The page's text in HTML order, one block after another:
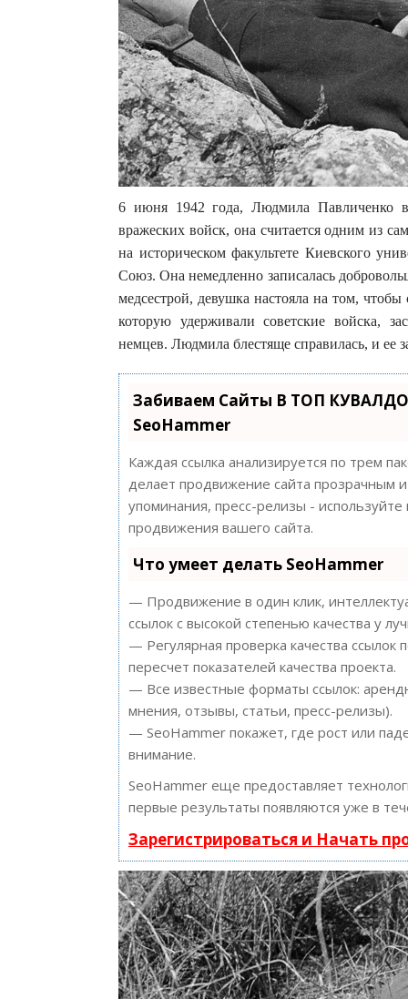
6 июня 1942 года, Людмила Павличенко
вражеских войск, она считается одним из
на историческом факультете Киевского
Союз. Она немедленно записалась
медсестрой, девушка настояла на том,
которую удерживали советские войска,
немцев. Людмила блестяще справилась, и ее
Забиваем Сайты В ТОП
SeoHammer
Каждая ссылка анализируется по трем
делает продвижение сайта прозрачным
упоминания, пресс-релизы -
продвижения вашего сайта.
Что умеет делать SeoHammer
— Продвижение в один клик,
ссылок с высокой степенью качества у
— Регулярная проверка качества
пересчет показателей качества проекта.
— Все известные форматы ссылок:
мнения, отзывы, статьи, пресс-релизы).
— SeoHammer покажет, где рост или
внимание.
SeoHammer еще предоставляет
первые результаты появляются уже в
Зарегистрироваться и Начать